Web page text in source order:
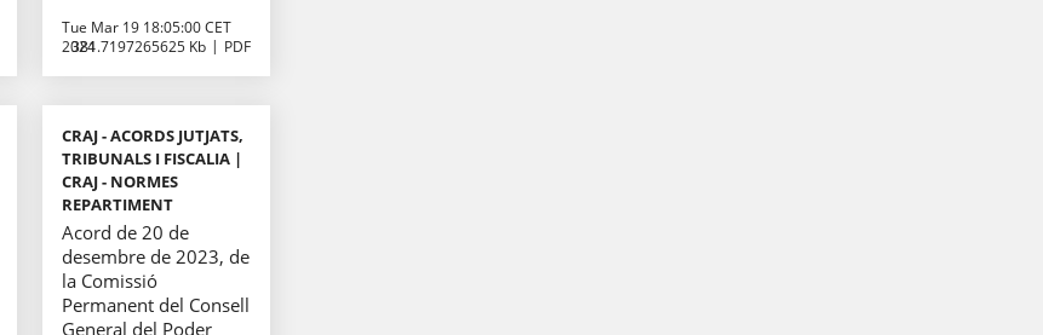
Tue Mar 19 18:05:00 CET
2024
381.7197265625 Kb PDF
CRAJ - ACORDS JUTJATS,
TRIBUNALS I FISCALIA |
CRAJ - NORMES
REPARTIMENT
Acord de 20 de
desembre de 2023, de
la Comissió
Permanent del Consell
General del Poder